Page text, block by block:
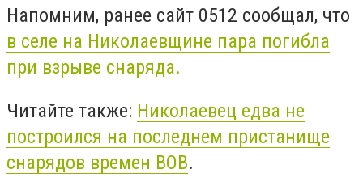
Напомним, ранее сайт 0512 сообщал, что
в селе на Николаевщине пара погибла
при взрыве снаряда.
Читайте также: Николаевец едва не
построился на последнем пристанище
снарядов времен ВОВ.